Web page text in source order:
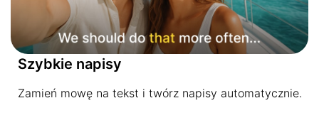
Szybkie napisy
Zamień mowę na tekst i twórz napisy automatycznie.